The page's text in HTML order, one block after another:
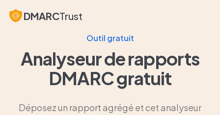
DMARCTrust
Outil gratuit
Analyseur de rapports
DMARC gratuit
Déposez un rapport agrégé et cet analyseur